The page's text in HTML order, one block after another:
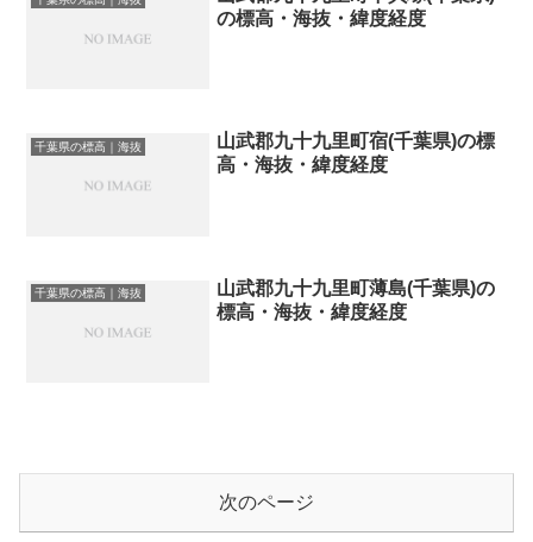
の標高・海抜・緯度経度
千葉県の標高｜海抜
山武郡九十九里町宿(千葉県)の標
高・海抜・緯度経度
千葉県の標高｜海抜
山武郡九十九里町薄島(千葉県)の
標高・海抜・緯度経度
次のページ